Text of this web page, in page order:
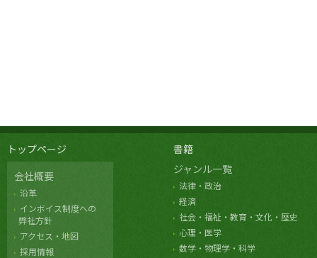
トップページ
会社概要
沿革
インボイス制度への
弊社方針
アクセス・地図
採用情報
書籍
ジャンル一覧
法律・政治
経済
社会・福祉・教育・文化・歴史
心理・医学
数学・物理学・科学